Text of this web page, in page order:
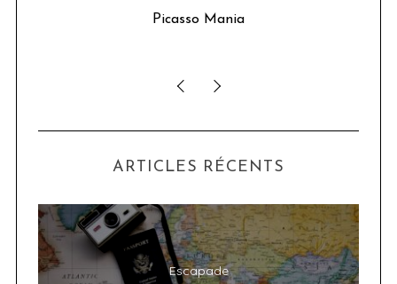
Picasso Mania
ARTICLES RÉCENTS
Escapade